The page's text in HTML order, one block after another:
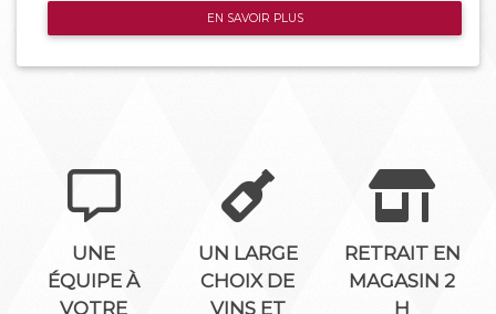
EN SAVOIR PLUS
UNE
ÉQUIPE À
VOTRE
UN LARGE
CHOIX DE
VINS ET
RETRAIT EN
MAGASIN 2
H